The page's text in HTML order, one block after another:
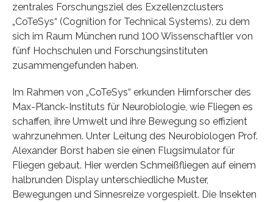
zentrales Forschungsziel des Exzellenzclusters
„CoTeSys“ (Cognition for Technical Systems), zu dem
sich im Raum München rund 100 Wissenschaftler von
fünf Hochschulen und Forschungsinstituten
zusammengefunden haben.
Im Rahmen von „CoTeSys“ erkunden Hirnforscher des
Max-Planck-Instituts für Neurobiologie, wie Fliegen es
schaffen, ihre Umwelt und ihre Bewegung so effizient
wahrzunehmen. Unter Leitung des Neurobiologen Prof.
Alexander Borst haben sie einen Flugsimulator für
Fliegen gebaut. Hier werden Schmeißfliegen auf einem
halbrunden Display unterschiedliche Muster,
Bewegungen und Sinnesreize vorgespielt. Die Insekten